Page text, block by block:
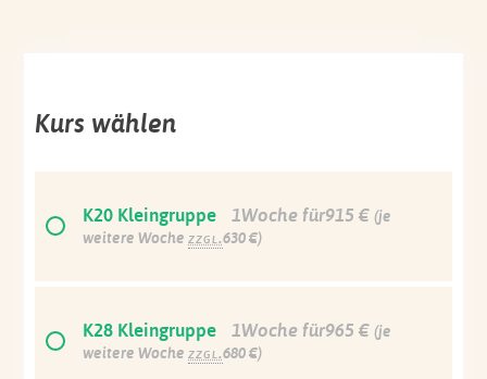
Kurs wählen
K20 Kleingruppe 1Woche für915 € (je
weitere Woche zzgl.630 €)
K28 Kleingruppe 1Woche für965 € (je
weitere Woche zzgl.680 €)